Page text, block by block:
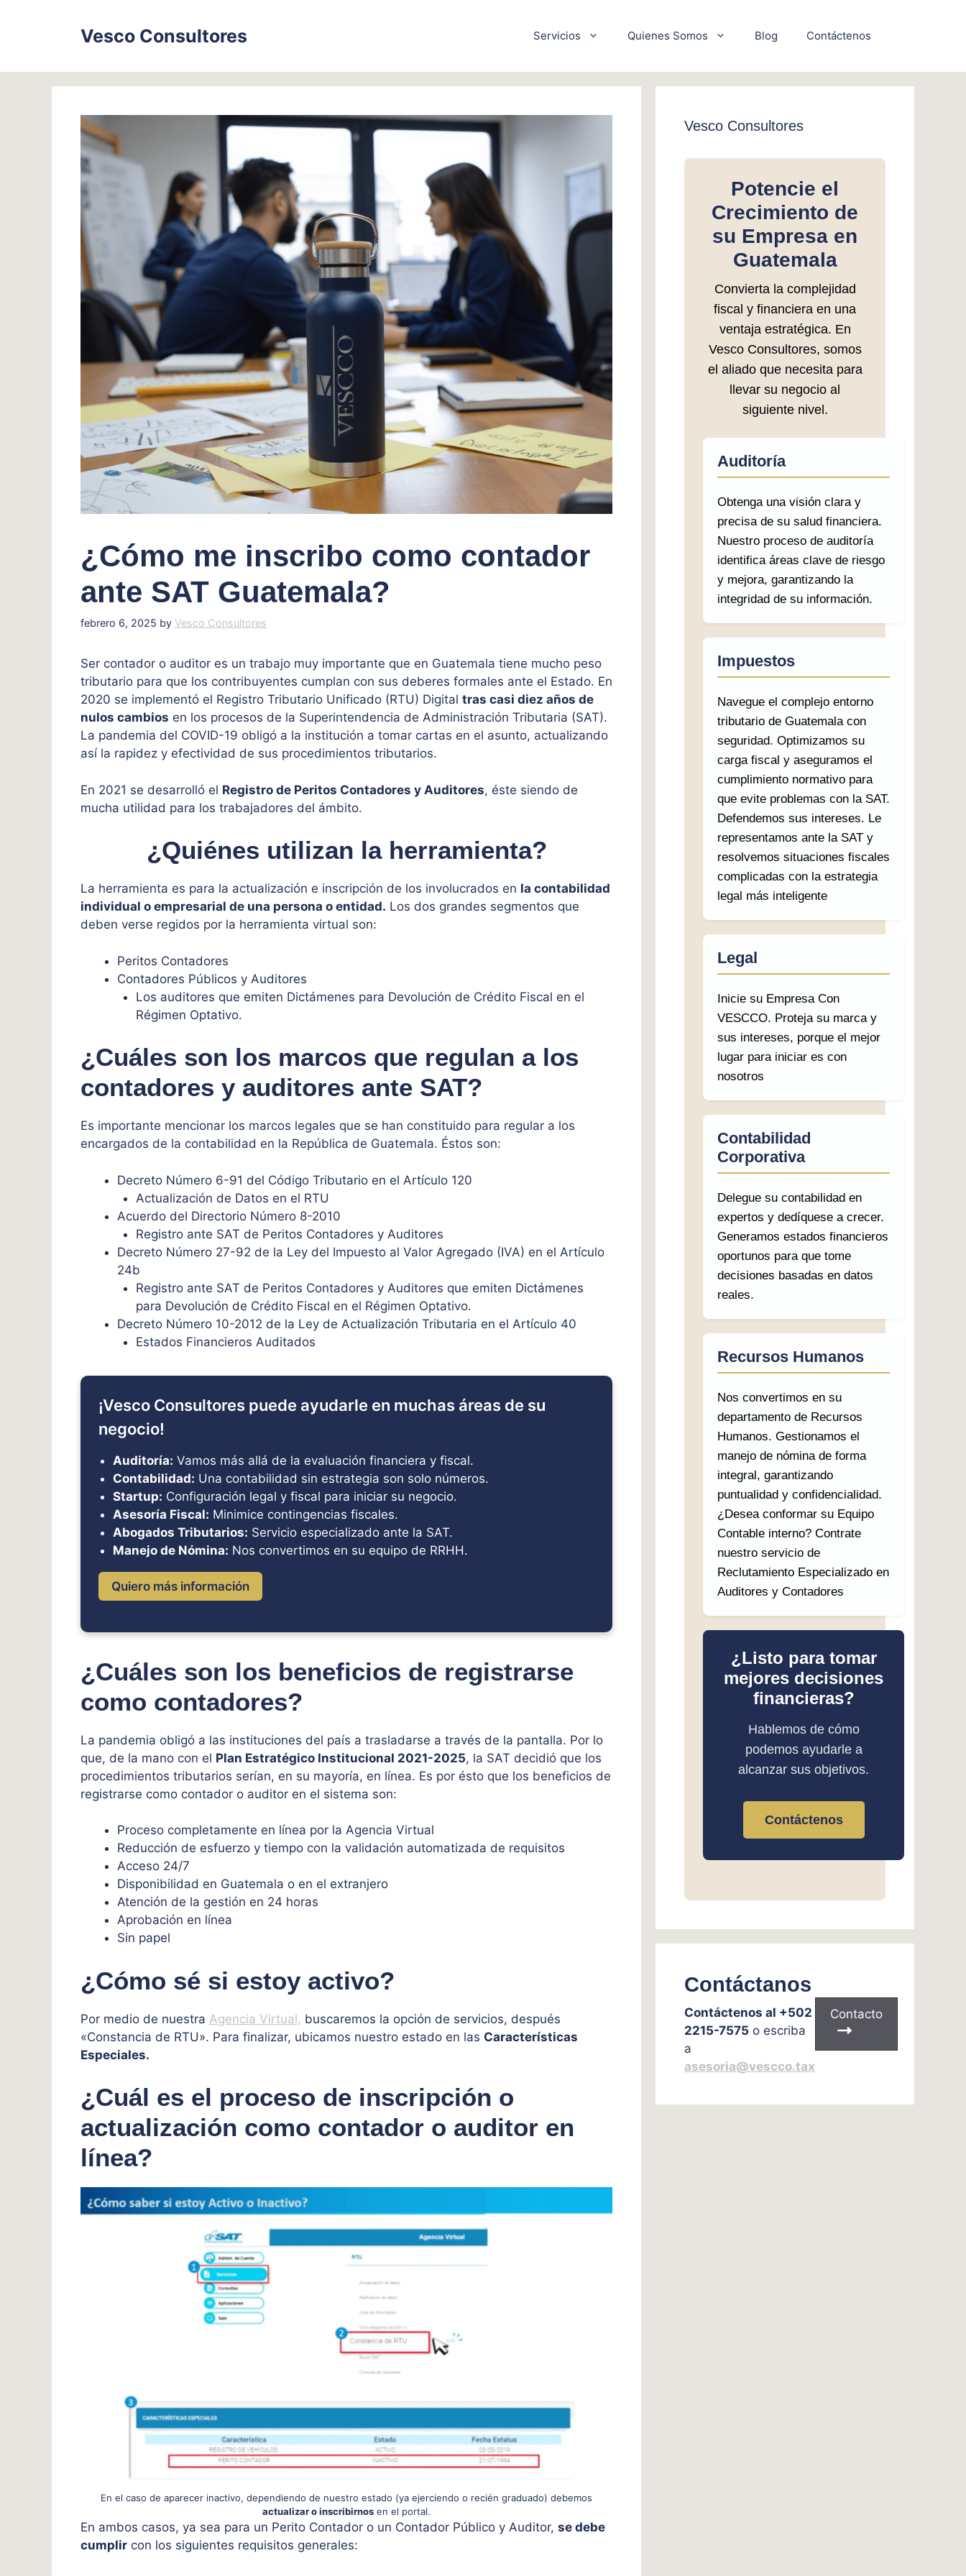
Vesco Consultores Servicios Quienes Somos Blog Contáctenos
¿Cómo me inscribo como contador
ante SAT Guatemala?
febrero 6, 2025 by Vesco Consultores
Ser contador o auditor es un trabajo muy importante que en Guatemala tiene mucho peso
tributario para que los contribuyentes cumplan con sus deberes formales ante el Estado. En
2020 se implementó el Registro Tributario Unificado (RTU) Digital tras casi diez años de
nulos cambios en los procesos de la Superintendencia de Administración Tributaria (SAT).
La pandemia del COVID-19 obligó a la institución a tomar cartas en el asunto, actualizando
así la rapidez y efectividad de sus procedimientos tributarios.
En 2021 se desarrolló el Registro de Peritos Contadores y Auditores, éste siendo de
mucha utilidad para los trabajadores del ámbito.
¿Quiénes utilizan la herramienta?
La herramienta es para la actualización e inscripción de los involucrados en la contabilidad
individual o empresarial de una persona o entidad. Los dos grandes segmentos que
deben verse regidos por la herramienta virtual son:
Peritos Contadores
Contadores Públicos y Auditores
Los auditores que emiten Dictámenes para Devolución de Crédito Fiscal en el
Régimen Optativo.
¿Cuáles son los marcos que regulan a los
contadores y auditores ante SAT?
Es importante mencionar los marcos legales que se han constituido para regular a los
encargados de la contabilidad en la República de Guatemala. Éstos son:
Decreto Número 6-91 del Código Tributario en el Artículo 120
Actualización de Datos en el RTU
Acuerdo del Directorio Número 8-2010
Registro ante SAT de Peritos Contadores y Auditores
Decreto Número 27-92 de la Ley del Impuesto al Valor Agregado (IVA) en el Artículo
24b
Registro ante SAT de Peritos Contadores y Auditores que emiten Dictámenes
para Devolución de Crédito Fiscal en el Régimen Optativo.
Decreto Número 10-2012 de la Ley de Actualización Tributaria en el Artículo 40
Estados Financieros Auditados
¡Vesco Consultores puede ayudarle en muchas áreas de su
negocio!
Auditoría: Vamos más allá de la evaluación financiera y fiscal.
Contabilidad: Una contabilidad sin estrategia son solo números.
Startup: Configuración legal y fiscal para iniciar su negocio.
Asesoría Fiscal: Minimice contingencias fiscales.
Abogados Tributarios: Servicio especializado ante la SAT.
Manejo de Nómina: Nos convertimos en su equipo de RRHH.
Quiero más información
¿Cuáles son los beneficios de registrarse
como contadores?
La pandemia obligó a las instituciones del país a trasladarse a través de la pantalla. Por lo
que, de la mano con el Plan Estratégico Institucional 2021-2025, la SAT decidió que los
procedimientos tributarios serían, en su mayoría, en línea. Es por ésto que los beneficios de
registrarse como contador o auditor en el sistema son:
Proceso completamente en línea por la Agencia Virtual
Reducción de esfuerzo y tiempo con la validación automatizada de requisitos
Acceso 24/7
Disponibilidad en Guatemala o en el extranjero
Atención de la gestión en 24 horas
Aprobación en línea
Sin papel
¿Cómo sé si estoy activo?
Por medio de nuestra Agencia Virtual, buscaremos la opción de servicios, después
«Constancia de RTU». Para finalizar, ubicamos nuestro estado en las Características
Especiales.
¿Cuál es el proceso de inscripción o
actualización como contador o auditor en
línea?
En el caso de aparecer inactivo, dependiendo de nuestro estado (ya ejerciendo o recién graduado) debemos
actualizar o inscribirnos en el portal.
En ambos casos, ya sea para un Perito Contador o un Contador Público y Auditor, se debe
cumplir con los siguientes requisitos generales:
Vesco Consultores
Potencie el
Crecimiento de
su Empresa en
Guatemala
Convierta la complejidad
fiscal y financiera en una
ventaja estratégica. En
Vesco Consultores, somos
el aliado que necesita para
llevar su negocio al
siguiente nivel.
Auditoría
Obtenga una visión clara y
precisa de su salud financiera.
Nuestro proceso de auditoría
identifica áreas clave de riesgo
y mejora, garantizando la
integridad de su información.
Impuestos
Navegue el complejo entorno
tributario de Guatemala con
seguridad. Optimizamos su
carga fiscal y aseguramos el
cumplimiento normativo para
que evite problemas con la SAT.
Defendemos sus intereses. Le
representamos ante la SAT y
resolvemos situaciones fiscales
complicadas con la estrategia
legal más inteligente
Legal
Inicie su Empresa Con
VESCCO. Proteja su marca y
sus intereses, porque el mejor
lugar para iniciar es con
nosotros
Contabilidad
Corporativa
Delegue su contabilidad en
expertos y dedíquese a crecer.
Generamos estados financieros
oportunos para que tome
decisiones basadas en datos
reales.
Recursos Humanos
Nos convertimos en su
departamento de Recursos
Humanos. Gestionamos el
manejo de nómina de forma
integral, garantizando
puntualidad y confidencialidad.
¿Desea conformar su Equipo
Contable interno? Contrate
nuestro servicio de
Reclutamiento Especializado en
Auditores y Contadores
¿Listo para tomar
mejores decisiones
financieras?
Hablemos de cómo
podemos ayudarle a
alcanzar sus objetivos.
Contáctenos
Contáctanos
Contáctenos al +502
2215-7575 o escriba
a
asesoria@vescco.tax
Contacto